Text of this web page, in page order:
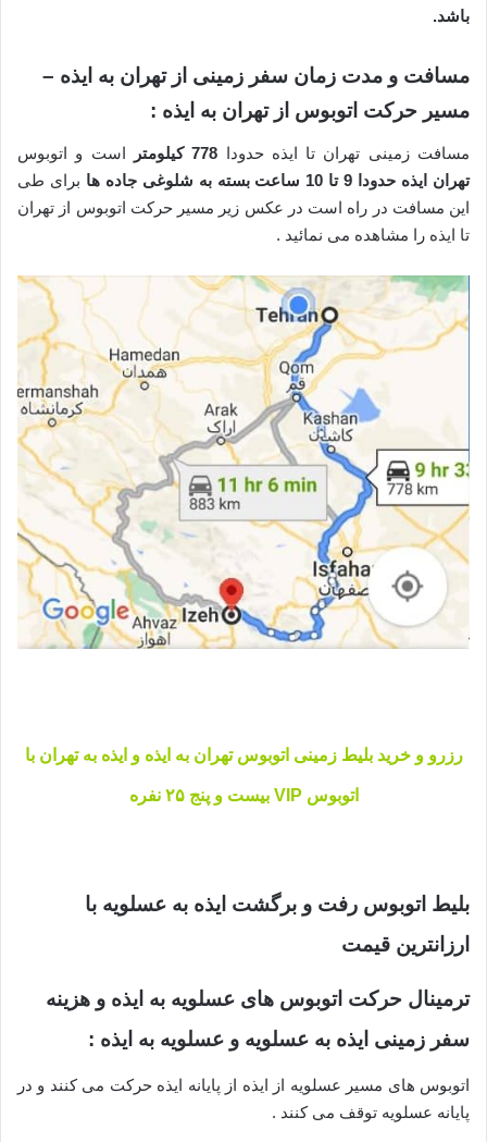
باشد.
مسافت و مدت زمان سفر زمینی از تهران به ایذه –
مسیر حرکت اتوبوس از تهران به ایذه :
مسافت زمینی تهران تا ایذه حدودا 778 کیلومتر
است و اتوبوس
تهران ایذه حدودا 9 تا 10 ساعت بسته به شلوغی جاده ها
برای طی
این مسافت در راه است در عکس زیر مسیر حرکت اتوبوس از تهران
تا ایذه را مشاهده می نمائید .
رزرو و خرید بلیط زمینی اتوبوس تهران به ایذه و ایذه به تهران با
اتوبوس VIP بیست و پنج ۲۵ نفره
بلیط اتوبوس رفت و برگشت ایذه به عسلویه با
ارزانترین قیمت
ترمینال حرکت اتوبوس های عسلویه به ایذه و هزینه
سفر زمینی ایذه به عسلویه و عسلویه به ایذه :
اتوبوس های مسیر عسلویه از ایذه از پایانه ایذه حرکت می کنند و در
پایانه عسلویه توقف می کنند .